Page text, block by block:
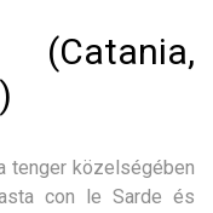
tenger közelségében
con le Sarde és